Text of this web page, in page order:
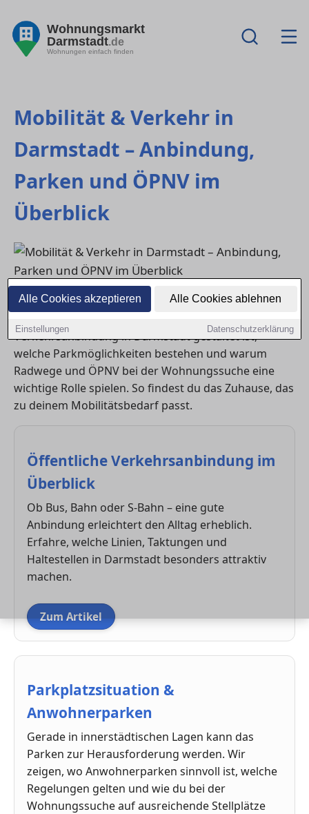
Alle Cookies akzeptieren Alle Cookies ablehnen
Einstellungen Datenschutzerklärung
Wohnungsmarkt
Darmstadt.de
Wohnungen einfach finden
Mobilität & Verkehr in
Darmstadt – Anbindung,
Parken und ÖPNV im
Überblick
Gute Erreichbarkeit ist ein entscheidender Faktor für
Verkehrsanbindung in Darmstadt gestaltet ist,
welche Parkmöglichkeiten bestehen und warum
Radwege und ÖPNV bei der Wohnungssuche eine
wichtige Rolle spielen. So findest du das Zuhause, das
zu deinem Mobilitätsbedarf passt.
Öffentliche Verkehrsanbindung im
Überblick
Ob Bus, Bahn oder S-Bahn – eine gute
Anbindung erleichtert den Alltag erheblich.
Erfahre, welche Linien, Taktungen und
Haltestellen in Darmstadt besonders attraktiv
machen.
Zum Artikel
Parkplatzsituation &
Anwohnerparken
Gerade in innerstädtischen Lagen kann das
Parken zur Herausforderung werden. Wir
zeigen, wo Anwohnerparken sinnvoll ist, welche
Regelungen gelten und wie du bei der
Wohnungssuche auf ausreichende Stellplätze